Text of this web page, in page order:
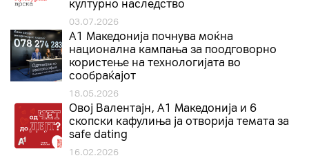
културно наследство
03.07.2026
A1 Македонија почнува моќна
национална кампања за поодговорно
користење на технологијата во
сообраќајот
18.05.2026
Овој Валентајн, A1 Македонија и 6
скопски кафулиња ја отворија темата за
safe dating
16.02.2026